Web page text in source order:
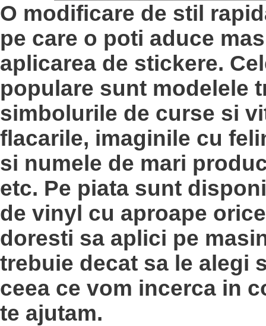
O modificare de stil
pe care o poti aduce
aplicarea de stickere.
populare sunt modelele
simbolurile de curse si
flacarile, imaginile cu
si numele de mari
etc. Pe piata sunt
de vinyl cu aproape
doresti sa aplici pe
trebuie decat sa le alegi
ceea ce vom incerca in
te ajutam.